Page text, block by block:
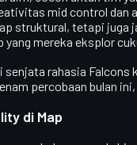
mid control dan
struktural, tetapi juga
yang mereka eksplor
senjata rahasia Falcons
percobaan bulan
di Map